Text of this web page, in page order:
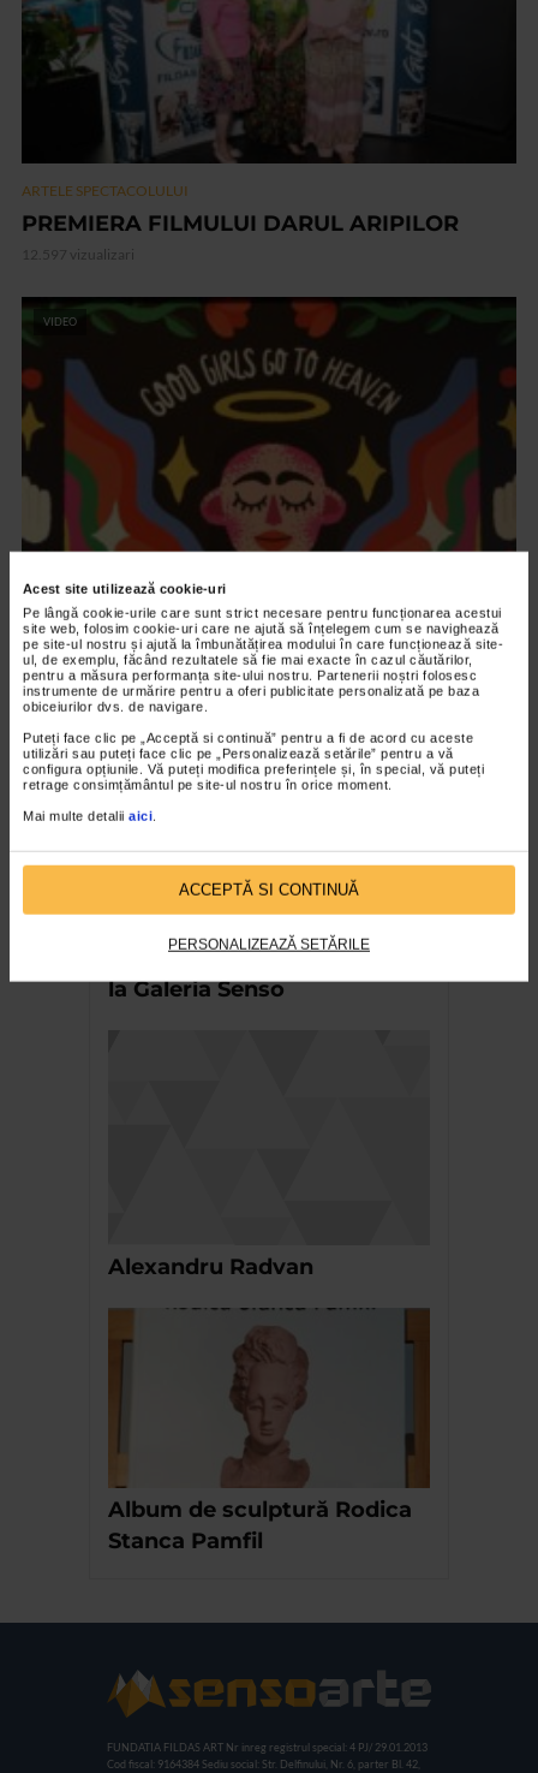
Acest site utilizează cookie-uri
Pe lângă cookie-urile care sunt strict necesare pentru funcționarea acestui
site web, folosim cookie-uri care ne ajută să înțelegem cum se navighează
pe site-ul nostru și ajută la îmbunătățirea modului în care funcționează site-
ul, de exemplu, făcând rezultatele să fie mai exacte în cazul căutărilor,
pentru a măsura performanța site-ului nostru. Partenerii noștri folosesc
instrumente de urmărire pentru a oferi publicitate personalizată pe baza
obiceiurilor dvs. de navigare.
Puteți face clic pe „Acceptă si continuă” pentru a fi de acord cu aceste
utilizări sau puteți face clic pe „Personalizează setările” pentru a vă
configura opțiunile. Vă puteți modifica preferințele și, în special, vă puteți
retrage consimțământul pe site-ul nostru în orice moment.
Mai multe detalii aici.
ACCEPTĂ SI CONTINUĂ
PERSONALIZEAZĂ SETĂRILE
ARTELE SPECTACOLULUI
PREMIERA FILMULUI DARUL ARIPILOR
12.597 vizualizari
VIDEO
Expozitia Martie la feminin
3.774 vizualizari
RECOMANDĂRI
Bienala Arte Decorative 2019
la Galeria Senso
Alexandru Radvan
Album de sculptură Rodica
Stanca Pamfil
FUNDATIA FILDAS ART Nr inreg registrul special: 4 PJ/ 29.01.2013
Cod fiscal: 9164384 Sediu social: Str. Delfinului, Nr. 6, parter Bl. 42,